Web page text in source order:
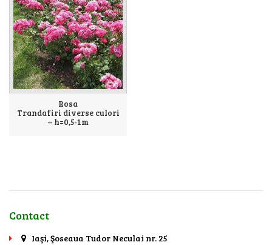
Rosa
Trandafiri diverse culori
– h=0,5-1m
Contact
Iaşi, Şoseaua Tudor Neculai nr. 25